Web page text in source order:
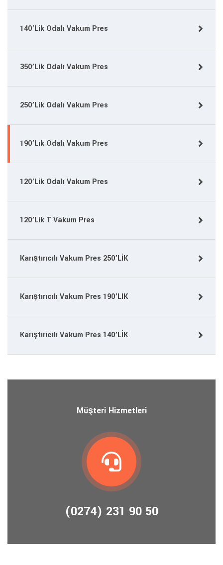
140’Lik Odalı Vakum Pres
350’Lik Odalı Vakum Pres
250’Lik Odalı Vakum Pres
190’Lık Odalı Vakum Pres
120’Lik Odalı Vakum Pres
120’Lik T Vakum Pres
Karıştırıcılı Vakum Pres 250’LİK
Karıştırıcılı Vakum Pres 190’LIK
Karıştırıcılı Vakum Pres 140’LİK
Müşteri Hizmetleri
(0274) 231 90 50